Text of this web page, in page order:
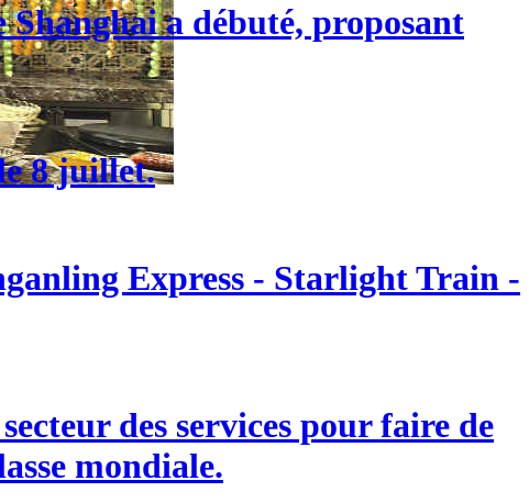
a débuté, proposant
8 juillet.
Express - Starlight Train -
des services pour faire de
mondiale.